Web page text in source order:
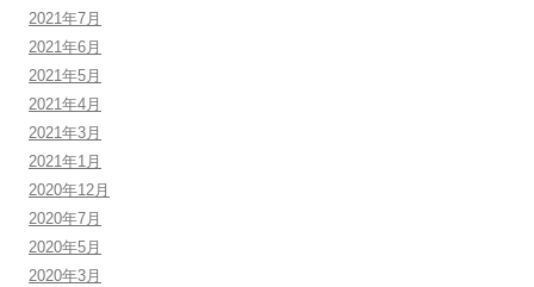
2021年7月
2021年6月
2021年5月
2021年4月
2021年3月
2021年1月
2020年12月
2020年7月
2020年5月
2020年3月